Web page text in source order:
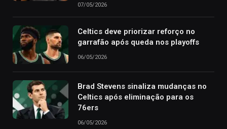
07/05/2026
Celtics deve priorizar reforço no
garrafão após queda nos playoffs
06/05/2026
Brad Stevens sinaliza mudanças no
Celtics após eliminação para os
76ers
06/05/2026